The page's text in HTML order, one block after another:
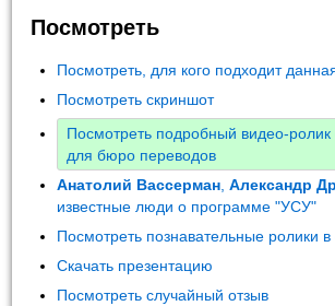
Посмотреть
Посмотреть, для кого подходит
Посмотреть скриншот
Посмотреть подробный видео-
для бюро переводов
Анатолий Вассерман ,Александр
известные люди о программе "УСУ"
Посмотреть познавательные ролики в
Скачать презентацию
Посмотреть случайный отзыв